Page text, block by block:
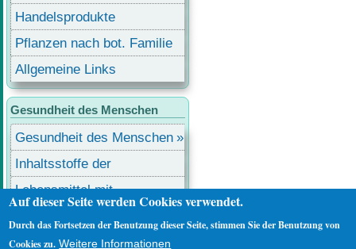
Handelsprodukte
Pflanzen nach bot. Familie
Allgemeine Links
Gesundheit des Menschen
Gesundheit des Menschen
Inhaltsstoffe der
Lebensmittel
Lebensmittel mit
Benutzermenü
Anmelden
Auf dieser Seite werden Cookies verwendet.
Durch das Fortsetzen der Benutzung dieser Seite, stimmen Sie der Benutzung von
Cookies zu. Weitere Informationen